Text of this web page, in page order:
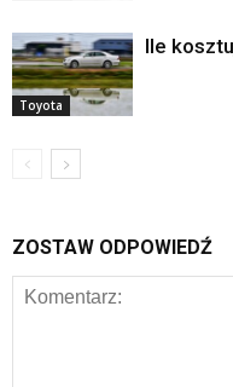
Toyota
Ile
ZOSTAW ODPOWIEDŹ